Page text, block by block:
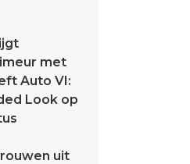
met
Auto VI:
Look op
uit